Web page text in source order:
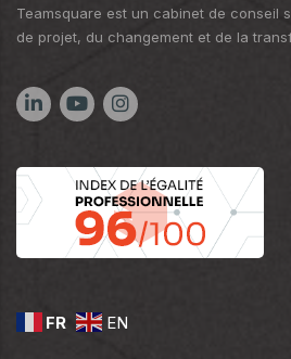
Teamsquare est un cabinet de conseil
de projet, du changement et de la
FR EN